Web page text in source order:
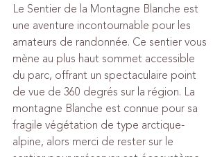
Le Sentier de la Montagne Blanche est
une aventure incontournable pour les
amateurs de randonnée. Ce sentier vous
mène au plus haut sommet accessible
du parc, offrant un spectaculaire point
de vue de 360 degrés sur la région. La
montagne Blanche est connue pour sa
fragile végétation de type arctique-
alpine, alors merci de rester sur le